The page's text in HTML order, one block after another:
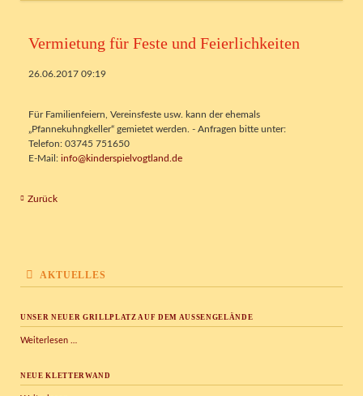
Vermietung für Feste und Feierlichkeiten
26.06.2017 09:19
Für Familienfeiern, Vereinsfeste usw. kann der ehemals
„Pfannekuhngkeller“ gemietet werden. - Anfragen bitte unter:
Telefon: 03745 751650
E-Mail: info@kinderspielvogtland.de
Zurück
AKTUELLES
UNSER NEUER GRILLPLATZ AUF DEM AUSSENGELÄNDE
Weiterlesen …
auf
NEUE KLETTERWAND